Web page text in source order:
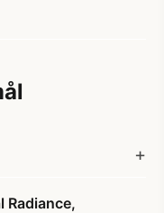
Radiance,